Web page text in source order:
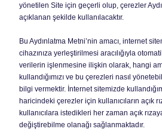
yönetilen Site için geçerli olup, çerezler
açıklanan şekilde kullanılacaktır.
Bu Aydınlatma Metni’nin amacı, internet
cihazınıza yerleştirilmesi aracılığıyla
verilerin işlenmesine ilişkin olarak, hangi
kullandığımızı ve bu çerezleri nasıl
bilgi vermektir. İnternet sitemizde
haricindeki çerezler için kullanıcıların açık
kullanıcılara istedikleri her zaman açık
değiştirebilme olanağı sağlanmaktadır.